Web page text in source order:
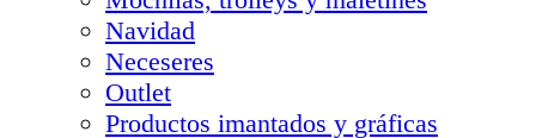
Navidad
Neceseres
Outlet
Productos imantados y gráficas